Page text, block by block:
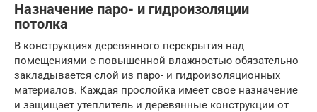
Назначение паро- и гидроизоляции
потолка
В конструкциях деревянного перекрытия над
помещениями с повышенной влажностью обязательно
закладывается слой из паро- и гидроизоляционных
материалов. Каждая прослойка имеет свое назначение
и защищает утеплитель и деревянные конструкции от